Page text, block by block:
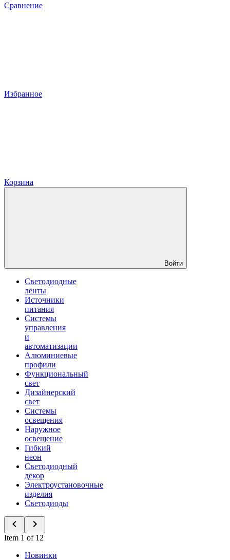
Сравнение
Избранное
Корзина
Войти
Светодиодные
ленты
Источники
питания
Системы
управления
и
автоматизации
Алюминиевые
профили
Функциональный
свет
Дизайнерский
свет
Системы
освещения
Наружное
освещение
Гибкий
неон
Светодиодный
декор
Электроустановочные
изделия
Светодиоды
Item 1 of 12
Новинки